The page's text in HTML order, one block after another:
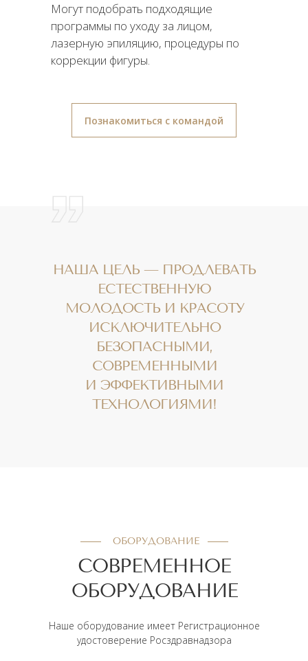
Могут подобрать подходящие
программы по уходу за лицом,
лазерную эпиляцию, процедуры по
коррекции фигуры.
Познакомиться с командой
НАША ЦЕЛЬ — ПРОДЛЕВАТЬ
ЕСТЕСТВЕННУЮ
МОЛОДОСТЬ И КРАСОТУ
ИСКЛЮЧИТЕЛЬНО
БЕЗОПАСНЫМИ,
СОВРЕМЕННЫМИ
И ЭФФЕКТИВНЫМИ
ТЕХНОЛОГИЯМИ!
ОБОРУДОВАНИЕ
СОВРЕМЕННОЕ
ОБОРУДОВАНИЕ
Наше оборудование имеет Регистрационное
удостоверение Росздравнадзора